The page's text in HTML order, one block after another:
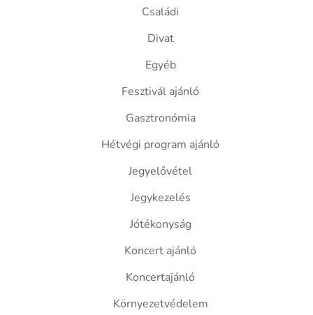
Családi
Divat
Egyéb
Fesztivál ajánló
Gasztronómia
Hétvégi program ajánló
Jegyelővétel
Jegykezelés
Jótékonyság
Koncert ajánló
Koncertajánló
Környezetvédelem